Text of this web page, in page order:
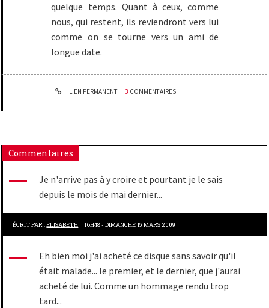
quelque temps. Quant à ceux, comme
nous, qui restent, ils reviendront vers lui
comme on se tourne vers un ami de
longue date.
LIEN PERMANENT 3 COMMENTAIRES
Commentaires
Je n'arrive pas à y croire et pourtant je le sais
depuis le mois de mai dernier...
ÉCRIT PAR :ELISABETH 16H48-DIMANCHE 15 MARS 2009
Eh bien moi j'ai acheté ce disque sans savoir qu'il
était malade... le premier, et le dernier, que j'aurai
acheté de lui. Comme un hommage rendu trop
tard...